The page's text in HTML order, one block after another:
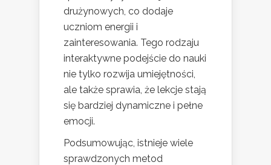
drużynowych, co dodaje
uczniom energii i
zainteresowania. Tego rodzaju
interaktywne podejście do nauki
nie tylko rozwija umiejętności,
ale także sprawia, że lekcje stają
się bardziej dynamiczne i pełne
emocji.
Podsumowując, istnieje wiele
sprawdzonych metod